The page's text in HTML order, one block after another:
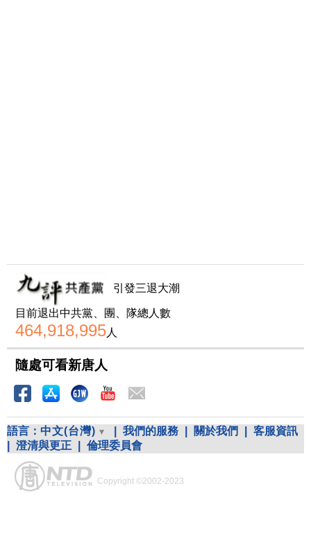
引發三退大潮
目前退出中共黨、團、隊總人數
464,918,995人
隨處可看新唐人
語言： 中文(台灣) 我們的服務 關於我們
客服資訊
澄清與更正 倫理委員會
Copyright ©2002-2023